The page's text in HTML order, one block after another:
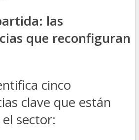
las
que reconfiguran
cinco
clave que están
sector: